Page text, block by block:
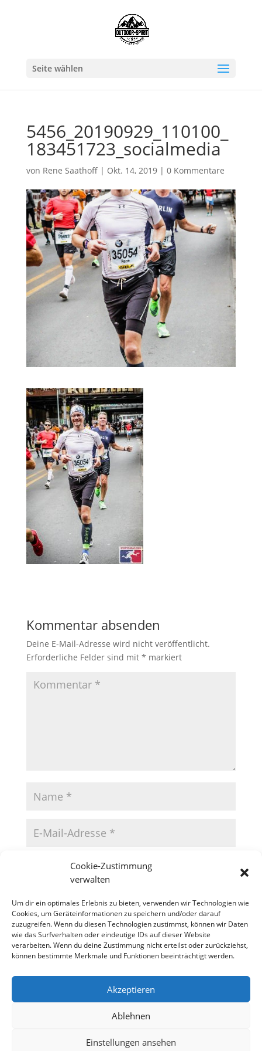
Cookie-Zustimmung
verwalten
Um dir ein optimales Erlebnis zu bieten, verwenden wir Technologien wie
Cookies, um Geräteinformationen zu speichern und/oder darauf
zuzugreifen. Wenn du diesen Technologien zustimmst, können wir Daten
wie das Surfverhalten oder eindeutige IDs auf dieser Website
verarbeiten. Wenn du deine Zustimmung nicht erteilst oder zurückziehst,
können bestimmte Merkmale und Funktionen beeinträchtigt werden.
Akzeptieren
Ablehnen
Einstellungen ansehen
Seite wählen
5456_20190929_110100_
183451723_socialmedia
von Rene Saathoff| Okt. 14, 2019| 0 Kommentare
Kommentar absenden
Deine E-Mail-Adresse wird nicht veröffentlicht.
Erforderliche Felder sind mit * markiert
Datenschutzerklärung
Impressum
Cookie-Richtlinie (EU)